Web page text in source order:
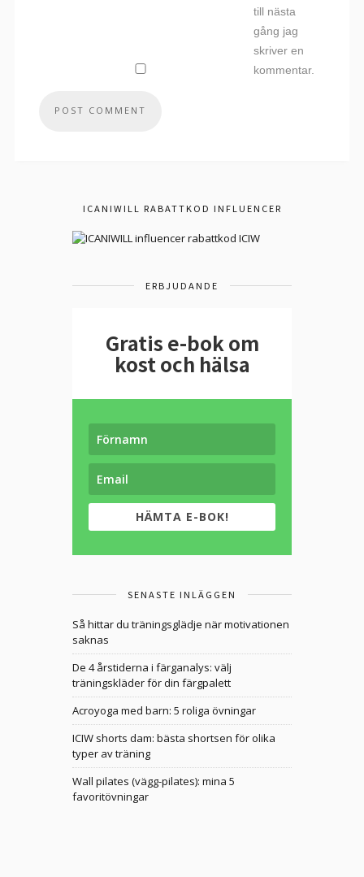
till nästa
gång jag
skriver en
kommentar.
ICANIWILL RABATTKOD INFLUENCER
ERBJUDANDE
Gratis e-bok om
kost och hälsa
HÄMTA E-BOK!
SENASTE INLÄGGEN
Så hittar du träningsglädje när motivationen
saknas
De 4 årstiderna i färganalys: välj
träningskläder för din färgpalett
Acroyoga med barn: 5 roliga övningar
ICIW shorts dam: bästa shortsen för olika
typer av träning
Wall pilates (vägg-pilates): mina 5
favoritövningar